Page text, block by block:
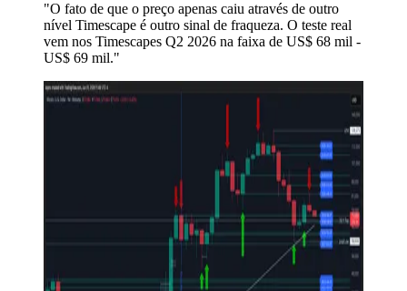
"O fato de que o preço apenas caiu através de outro
nível Timescape é outro sinal de fraqueza. O teste real
vem nos Timescapes Q2 2026 na faixa de US$ 68 mil -
US$ 69 mil."